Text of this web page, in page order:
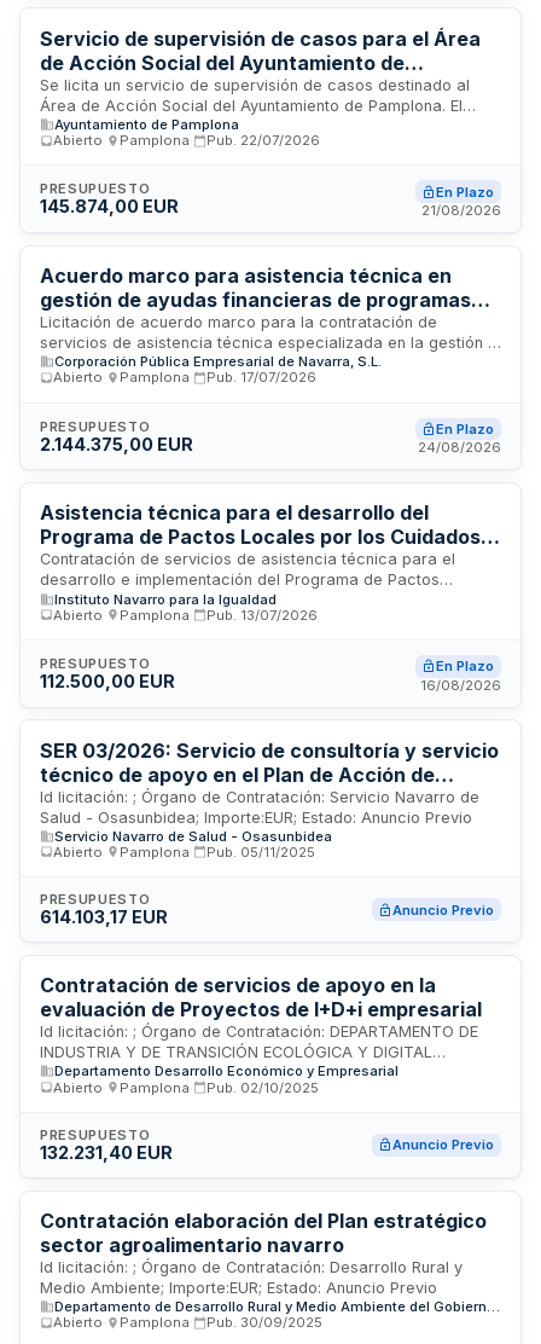
El contrato, dotado con presupuesto de aproximadamente
206.129 euros, se gestiona desde el Departamento de
Interior, Función Pública y Justicia de la Comunidad Foral.
Servicio de supervisión de casos para el Área
de Acción Social del Ayuntamiento de
Pamplona
Se licita un servicio de supervisión de casos destinado al
Área de Acción Social del Ayuntamiento de Pamplona. El
contrato comprende la supervisión técnica y seguimiento de
expedientes y actuaciones en materia de acción social,
de las intervenciones realizadas en esta área. El servicio
será prestado para la Junta de Gobierno Local, con el
atendidos por los servicios sociales municipales.
Ayuntamiento de Pamplona
Abierto
Pamplona Pub. 22/07/2026
PRESUPUESTO
145.874,00 EUR
En Plazo
21/08/2026
Acuerdo marco para asistencia técnica en
gestión de ayudas financieras de programas
europeos 2026-2030 - Corporación Pública
Empresarial de Navarra
Licitación de acuerdo marco para la contratación de
servicios de asistencia técnica especializada en la gestión y
administración de ayudas financieras procedentes de
programas europeos para el período 2026-2030. La
técnico integral en la tramitación, seguimiento y cumplimiento
normativo de fondos europeos. Los servicios incluyen
supervisión de conformidad con la normativa comunitaria. El
contrato se desarrollará en Pamplona y está orientado a
optimizar la ejecución de programas de financiación
europea durante el ciclo de programación próximo.
Corporación Pública Empresarial de Navarra, S.L.
Abierto
Pamplona Pub. 17/07/2026
PRESUPUESTO
2.144.375,00 EUR
En Plazo
24/08/2026
Asistencia técnica para el desarrollo del
Programa de Pactos Locales por los Cuidados
2026 - Instituto Navarro para la Igualdad
Contratación de servicios de asistencia técnica para el
desarrollo e implementación del Programa de Pactos
Locales por los Cuidados 2026, promovido por el Instituto
Navarro para la Igualdad en Pamplona. El contrato incluye el
ejecución de iniciativas orientadas a fortalecer políticas de
igualdad y cuidados en el ámbito local navarro. Se busca
de igualdad de género y políticas de cuidados.
Instituto Navarro para la Igualdad
Abierto
Pamplona Pub. 13/07/2026
PRESUPUESTO
112.500,00 EUR
En Plazo
16/08/2026
SER 03/2026: Servicio de consultoría y servicio
técnico de apoyo en el Plan de Acción de
mejora
Id licitación: ; Órgano de Contratación: Servicio Navarro de
Salud - Osasunbidea; Importe:EUR; Estado: Anuncio Previo
Servicio Navarro de Salud - Osasunbidea
Abierto
Pamplona Pub. 05/11/2025
PRESUPUESTO
614.103,17 EUR Anuncio Previo
Contratación de servicios de apoyo en la
evaluación de Proyectos de I+D+i empresarial
Id licitación: ; Órgano de Contratación: DEPARTAMENTO DE
INDUSTRIA Y DE TRANSICIÓN ECOLÓGICA Y DIGITAL
EMPRESARIAL; Importe:EUR; Estado: Anuncio Previo
Departamento Desarrollo Económico y Empresarial
Abierto
Pamplona Pub. 02/10/2025
PRESUPUESTO
132.231,40 EUR Anuncio Previo
Contratación elaboración del Plan estratégico
sector agroalimentario navarro
Id licitación: ; Órgano de Contratación: Desarrollo Rural y
Medio Ambiente; Importe:EUR; Estado: Anuncio Previo
Departamento de Desarrollo Rural y Medio Ambiente del Gobierno de Navarra
Abierto
Pamplona Pub. 30/09/2025